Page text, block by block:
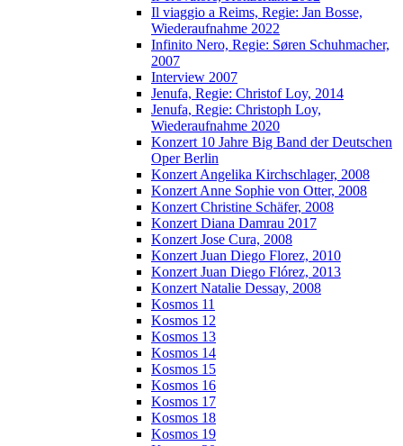
Il viaggio a Reims, Regie: Jan Bosse,
Wiederaufnahme 2022
Infinito Nero, Regie: Søren Schuhmacher,
2007
Interview 2007
Jenufa, Regie: Christof Loy, 2014
Jenufa, Regie: Christoph Loy,
Wiederaufnahme 2020
Konzert 10 Jahre Big Band der Deutschen
Oper Berlin
Konzert Angelika Kirchschlager, 2008
Konzert Anne Sophie von Otter, 2008
Konzert Christine Schäfer, 2008
Konzert Diana Damrau 2017
Konzert Jose Cura, 2008
Konzert Juan Diego Florez, 2010
Konzert Juan Diego Flórez, 2013
Konzert Natalie Dessay, 2008
Kosmos 11
Kosmos 12
Kosmos 13
Kosmos 14
Kosmos 15
Kosmos 16
Kosmos 17
Kosmos 18
Kosmos 19